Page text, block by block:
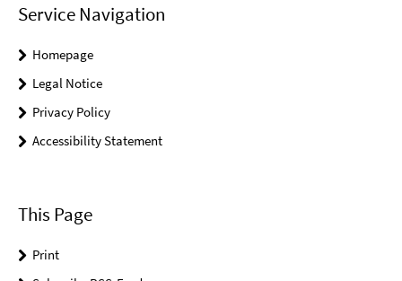
Service Navigation
Homepage
Legal Notice
Privacy Policy
Accessibility Statement
This Page
Print